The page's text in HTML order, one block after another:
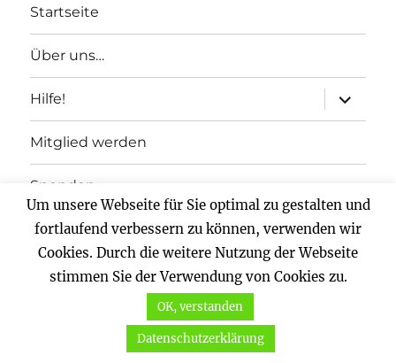
Startseite
Über uns…
Hilfe!
anzeigen
Mitglied werden
Spenden
Impressum
Datenschutz
Mit Stolz präsentiert von WordPress
Um unsere Webseite für Sie optimal zu gestalten und
fortlaufend verbessern zu können, verwenden wir
Cookies. Durch die weitere Nutzung der Webseite
stimmen Sie der Verwendung von Cookies zu.
OK, verstanden
Datenschutzerklärung